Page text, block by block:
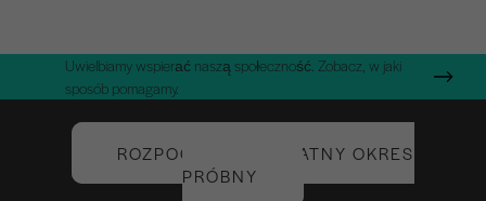
Uwielbiamy wspierać naszą społeczność. Zobacz, w jaki
sposób pomagamy.
ROZPOCZNIJ BEZPŁATNY OKRES
PRÓBNY